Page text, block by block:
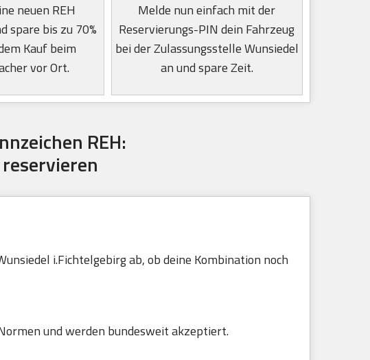
neuen REH
spare bis zu 70%
Kauf beim
vor Ort.
Melde nun einfach mit der
Reservierungs-PIN dein Fahrzeug
bei der Zulassungsstelle Wunsiedel
an und spare Zeit.
REH:
i.Fichtelgebirg ab, ob deine Kombination noch
und werden bundesweit akzeptiert.